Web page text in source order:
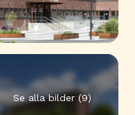
Se alla bilder (9)